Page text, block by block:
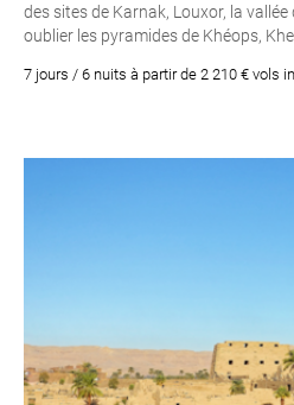
des sites de Karnak, Louxor, la
oublier les pyramides de Khéops,
7 jours / 6 nuits à partir de 2 210 € vols